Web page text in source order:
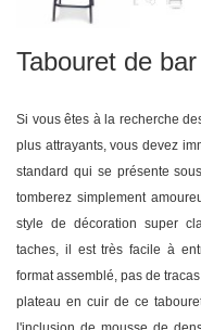
Tabouret de
Si vous êtes à la recherche
plus attrayants, vous devez
standard qui se présente
tomberez simplement
style de décoration super
taches, il est très facile à
format assemblé, pas de
plateau en cuir de ce